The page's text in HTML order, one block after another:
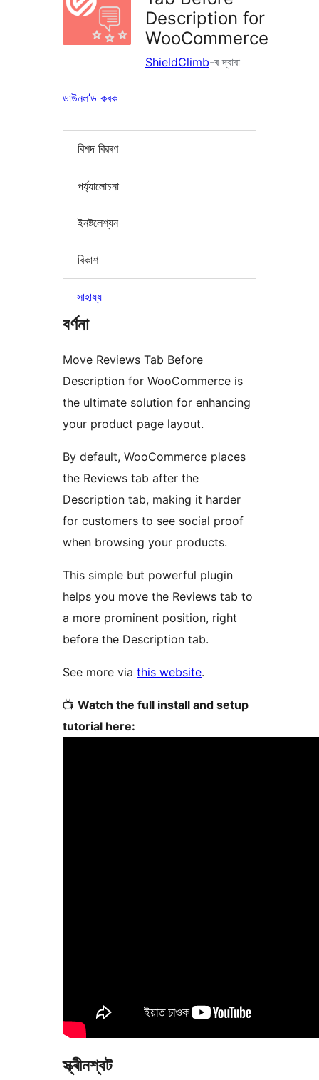
Description for
WooCommerce
ShieldClimb-ৰ দ্বাৰা
ডাউনল’ড কৰক
বিশদ বিৱৰণ
পৰ্য্যালোচনা
ইনষ্টলেশ্যন
বিকাশ
সাহায্য
বৰ্ণনা
Move Reviews Tab Before
Description for WooCommerce is
the ultimate solution for enhancing
your product page layout.
By default, WooCommerce places
the Reviews tab after the
Description tab, making it harder
for customers to see social proof
when browsing your products.
This simple but powerful plugin
helps you move the Reviews tab to
a more prominent position, right
before the Description tab.
See more via this website.
📺 Watch the full install and setup
tutorial here:
স্ক্ৰীনশ্বট